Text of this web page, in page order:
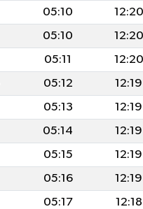
05:10 12:20
05:10 12:20
05:11 12:20
05:12 12:19
05:13 12:19
05:14 12:19
05:15 12:19
05:16 12:19
05:17 12:18